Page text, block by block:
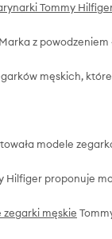
Tommy
z
męskich,
modele
proponuje
zegarki męskie